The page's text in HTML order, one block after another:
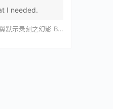
I needed.
CHRONOPHANTASMA 公式設定資料集II